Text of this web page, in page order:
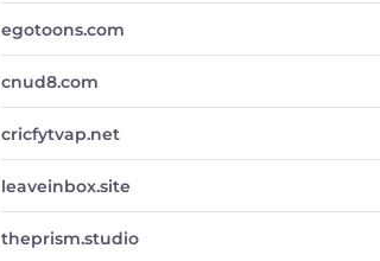
egotoons.com
cnud8.com
cricfytvap.net
leaveinbox.site
theprism.studio